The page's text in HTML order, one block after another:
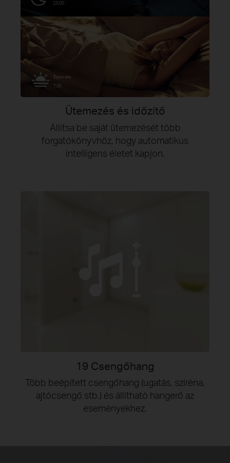
23:00
Turn on
7:30
Ütemezés és időzítő
Állítsa be saját ütemezését több
forgatókönyvhöz, hogy automatikus
intelligens életet kapjon.
19 Csengőhang
Több beépített csengőhang (ugatás, sziréna,
ajtócsengő stb.) és állítható hangerő az
eseményekhez.